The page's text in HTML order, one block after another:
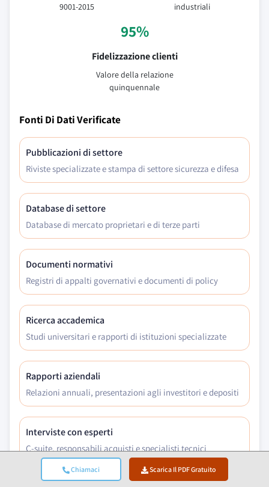
Chiamaci Scarica Il PDF Gratuito
9001-2015
industriali
95%
Fidelizzazione clienti
Valore della relazione
quinquennale
Fonti Di Dati Verificate
Pubblicazioni di settore
Riviste specializzate e stampa di settore sicurezza e difesa
Database di settore
Database di mercato proprietari e di terze parti
Documenti normativi
Registri di appalti governativi e documenti di policy
Ricerca accademica
Studi universitari e rapporti di istituzioni specializzate
Rapporti aziendali
Relazioni annuali, presentazioni agli investitori e depositi
Interviste con esperti
C-suite, responsabili acquisti e specialisti tecnici